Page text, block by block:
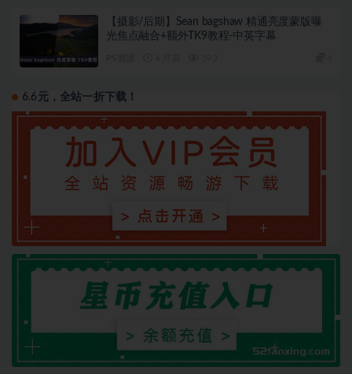
【摄影/后期】Sean bagshaw 精通亮度蒙版曝
光焦点融合+额外TK9教程-中英字幕
6.6元，全站一折下载！